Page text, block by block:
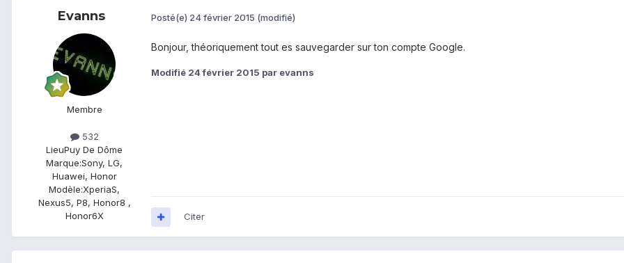
Evanns
Membre
532
LieuPuy De Dôme
Marque:Sony, LG,
Huawei, Honor
Modèle:XperiaS,
Nexus5, P8, Honor8 ,
Honor6X
Posté(e) 24 février 2015 (modifié)
Bonjour, théoriquement tout es sauvegarder sur ton compte Google.
Modifié 24 février 2015 par evanns
Citer